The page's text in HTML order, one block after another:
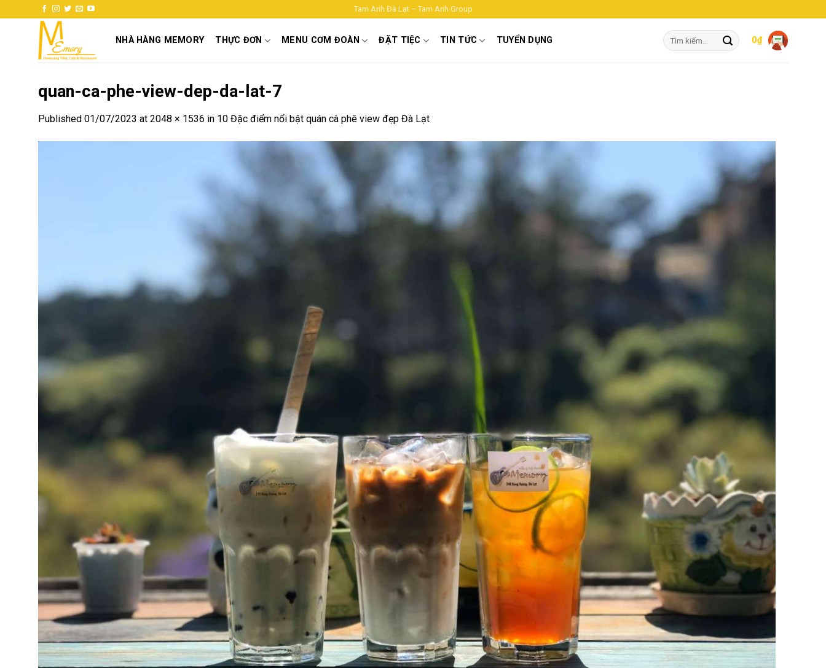
to
Tam Anh Đà Lạt – Tam Anh Group
NHÀ HÀNG MEMORY THỰC ĐƠN MENU CƠM ĐOÀN ĐẶT TIỆC TIN TỨC TUYỂN DỤNG
Tìm
kiếm:
0₫
quan-ca-phe-view-dep-da-lat-7
Published 01/07/2023 at 2048 × 1536 in 10 Đặc điểm nổi bật quán cà phê view đẹp Đà Lạt